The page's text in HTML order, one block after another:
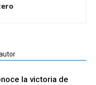
la victoria de